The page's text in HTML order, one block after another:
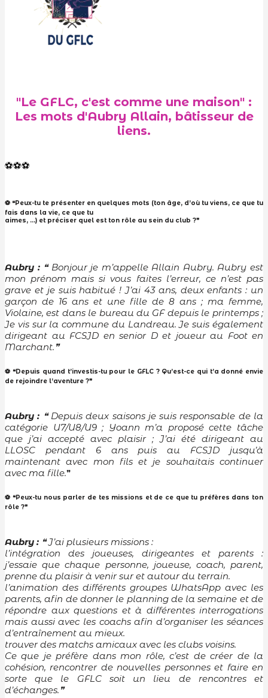
"Le GFLC, c'est comme une maison" :
Les mots d'Aubry Allain, bâtisseur de
liens.
⚽️⚽️⚽️
⚽ ❝Peux-tu te présenter en quelques mots (ton âge, d’où tu viens, ce que tu
fais dans la vie, ce que tu
aimes, …) et préciser quel est ton rôle au sein du club ?❞
Aubry : ❝ Bonjour je m’appelle Allain Aubry. Aubry est
mon prénom mais si vous faites l’erreur, ce n’est pas
grave et je suis habitué ! J’ai 43 ans, deux enfants : un
garçon de 16 ans et une fille de 8 ans ; ma femme,
Violaine, est dans le bureau du GF depuis le printemps ;
Je vis sur la commune du Landreau. Je suis également
dirigeant au FCSJD en senior D et joueur au Foot en
Marchant. ❞
⚽ ❝⁠Depuis quand t’investis-tu pour le GFLC ? Qu’est-ce qui t’a donné envie
de rejoindre l’aventure ?❞
Aubry : ❝ Depuis deux saisons je suis responsable de la
catégorie U7/U8/U9 ; Yoann m’a proposé cette tâche
que j’ai accepté avec plaisir ; J’ai été dirigeant au
LLOSC pendant 6 ans puis au FCSJD jusqu’à
maintenant avec mon fils et je souhaitais continuer
avec ma fille.❞
⚽ ❝⁠Peux-tu nous parler de tes missions et de ce que tu préfères dans ton
rôle ?❞
Aubry : ❝ J’ai plusieurs missions :
l’intégration des joueuses, dirigeantes et parents :
j’essaie que chaque personne, joueuse, coach, parent,
prenne du plaisir à venir sur et autour du terrain.
l’animation des différents groupes WhatsApp avec les
parents, afin de donner le planning de la semaine et de
répondre aux questions et à différentes interrogations
mais aussi avec les coachs afin d’organiser les séances
d’entraînement au mieux.
trouver des matchs amicaux avec les clubs voisins.
Ce que je préfère dans mon rôle, c’est de créer de la
cohésion, rencontrer de nouvelles personnes et faire en
sorte que le GFLC soit un lieu de rencontres et
d’échanges. ❞